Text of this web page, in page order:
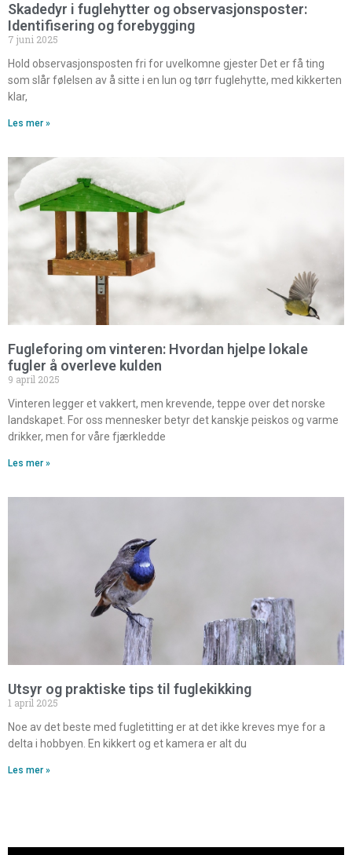
Skadedyr i fuglehytter og observasjonsposter:
Identifisering og forebygging
7 juni 2025
Hold observasjonsposten fri for uvelkomne gjester Det er få ting
som slår følelsen av å sitte i en lun og tørr fuglehytte, med kikkerten
klar,
Les mer »
Fugleforing om vinteren: Hvordan hjelpe lokale
fugler å overleve kulden
9 april 2025
Vinteren legger et vakkert, men krevende, teppe over det norske
landskapet. For oss mennesker betyr det kanskje peiskos og varme
drikker, men for våre fjærkledde
Les mer »
Utsyr og praktiske tips til fuglekikking
1 april 2025
Noe av det beste med fugletitting er at det ikke kreves mye for a
delta i hobbyen. En kikkert og et kamera er alt du
Les mer »